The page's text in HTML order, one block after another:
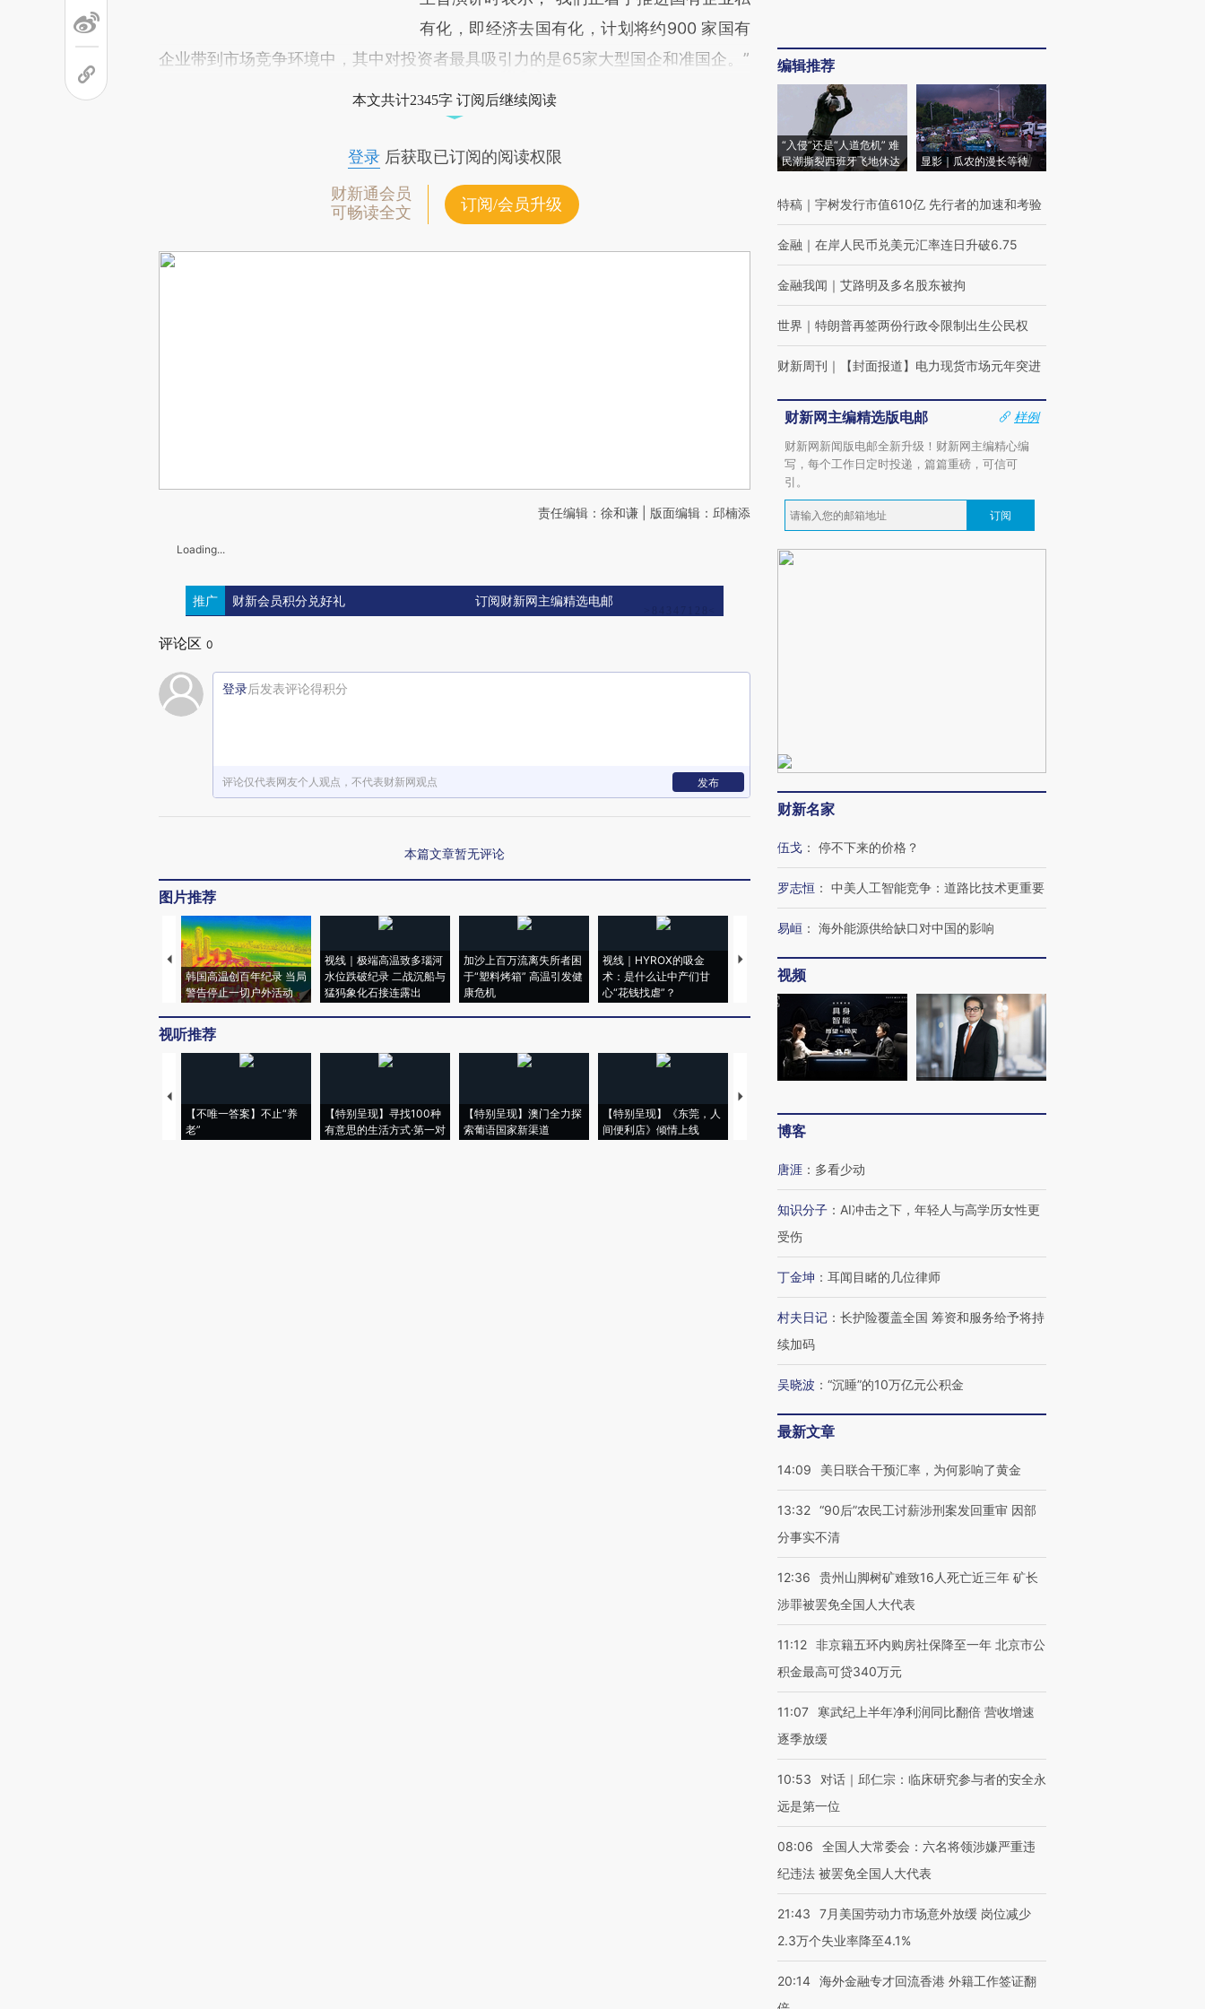
有化，即经济去国有化，计划将约900 家国有
企业带到市场竞争环境中，其中对投资者最具吸引力的是65家大型国企和准国企。”
本文共计2345字 订阅后继续阅读
登录后获取已订阅的阅读权限
财新通会员
可畅读全文
订阅/会员升级
责任编辑：徐和谦 | 版面编辑：邱楠添
Loading...
推广 财新会员积分兑好礼 订阅财新网主编精选电邮
评论区 0
登录后发表评论得积分
评论仅代表网友个人观点，不代表财新网观点 发布
本篇文章暂无评论
图片推荐
韩国高温创百年纪录 当局
警告停止一切户外活动
视线｜极端高温致多瑙河
水位跌破纪录 二战沉船与
猛犸象化石接连露出
加沙上百万流离失所者困
于“塑料烤箱” 高温引发健
康危机
视线｜HYROX的吸金
术：是什么让中产们甘
心“花钱找虐”？
马航飞行员跨国走私7万
粒摇头丸 尿检体内含3种
视线｜被称为“蟑螂”的印
育部长拱下台
视线｜“入侵”还是“人道危
飞地休达
视听推荐
【不唯一答案】不止“养
老”
【特别呈现】寻找100种
有意思的生活方式·第一对
【特别呈现】澳门全力探
索葡语国家新渠道
【特别呈现】《东莞，人
间便利店》倾情上线
【推广】走进第四届链博
会，让数智科技“链”接产
【特别呈现】寻找100种
CFO：不靠规模取胜，华
编辑推荐
“入侵”还是“人道危机” 难
民潮撕裂西班牙飞地休达
显影｜瓜农的漫长等待
特稿 ｜ 宇树发行市值610亿 先行者的加速和考验
金融 ｜ 在岸人民币兑美元汇率连日升破6.75
金融我闻 ｜ 艾路明及多名股东被拘
世界 ｜ 特朗普再签两份行政令限制出生公民权
财新周刊 ｜ 【封面报道】电力现货市场元年突进
财新网主编精选版电邮
样例
财新网新闻版电邮全新升级！财新网主编精心编
写，每个工作日定时投递，篇篇重磅，可信可
引。
订阅
财新名家
伍戈 ： 停不下来的价格？
罗志恒 ： 中美人工智能竞争：道路比技术更重要
易峘 ： 海外能源供给缺口对中国的影响
视频
博客
唐涯 ： 多看少动
知识分子 ： AI冲击之下，年轻人与高学历女性更
受伤
丁金坤 ： 耳闻目睹的几位律师
村夫日记 ： 长护险覆盖全国 筹资和服务给予将持
续加码
吴晓波 ： “沉睡”的10万亿元公积金
最新文章
14:09 美日联合干预汇率，为何影响了黄金
13:32 “90后”农民工讨薪涉刑案发回重审 因部
分事实不清
12:36
贵州山脚树矿难致16人死亡近三年 矿长
涉罪被罢免全国人大代表
11:12 非京籍五环内购房社保降至一年 北京市公
积金最高可贷340万元
11:07
寒武纪上半年净利润同比翻倍 营收增速
逐季放缓
10:53
对话｜邱仁宗：临床研究参与者的安全永
远是第一位
08:06
全国人大常委会：六名将领涉嫌严重违
纪违法 被罢免全国人大代表
21:43
7月美国劳动力市场意外放缓 岗位减少
2.3万个失业率降至4.1%
20:14 海外金融专才回流香港 外籍工作签证翻